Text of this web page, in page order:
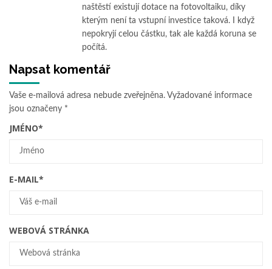
naštěstí existují dotace na fotovoltaiku, díky
kterým není ta vstupní investice taková. I když
nepokryjí celou částku, tak ale každá koruna se
počítá.
Napsat komentář
Vaše e-mailová adresa nebude zveřejněna. Vyžadované informace
jsou označeny *
JMÉNO*
E-MAIL*
WEBOVÁ STRÁNKA